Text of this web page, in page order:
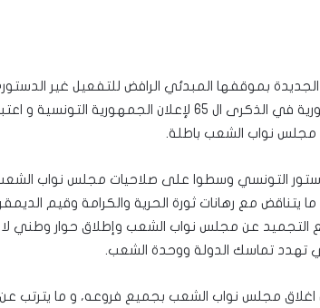
الجديدة بموقفها المبدئي الرافض للتفعيل غير
للفصل 80 الذي اقدم عليه قيس سعيد رئيس الجمهورية في الذكرى ال 65 لإعلان الجمهورية
مجلس نواب الشعب باطلة.
عدد 117 ، تعطيلا فعليا للدستور التونسي وسطوا على صلاحيات مجلس نواب
مع رهانات ثورة الحرية والكرامة وقيم
التجميد عن مجلس نواب الشعب وإطلاق حوار وطني لا
تهدد تماسك الدولة ووحدة الشعب.
مجلس نواب الشعب بجميع فروعه، و ما يترتب